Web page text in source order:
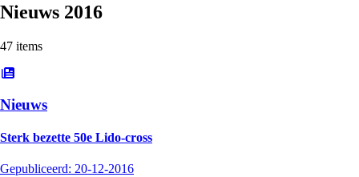
Nieuws 2016
47 items
Nieuws
Sterk bezette 50e Lido-cross
Gepubliceerd: 20-12-2016